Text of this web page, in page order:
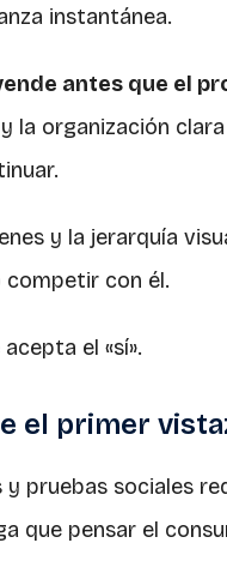
instantánea.
antes que el
la organización
y la jerarquía
competir con él.
el «sí».
el primer
pruebas sociales
que pensar el